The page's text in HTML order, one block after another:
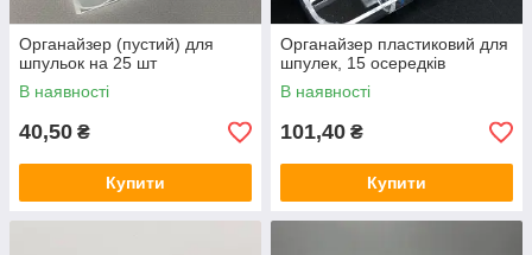
Органайзер (пустий) для
шпульок на 25 шт
В наявності
40,50 ₴
Купити
Органайзер пластиковий для
шпулек, 15 осередків
В наявності
101,40 ₴
Купити